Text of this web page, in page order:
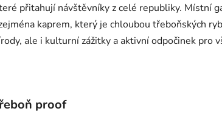
přitahují návštěvníky z celé republiky. Místní
kaprem, který je chloubou třeboňských
ale i kulturní zážitky a aktivní odpočinek pro
proof